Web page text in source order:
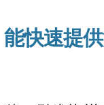
快速提